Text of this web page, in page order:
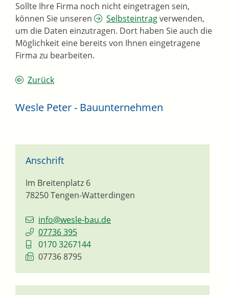
Sollte Ihre Firma noch nicht eingetragen sein,
können Sie unseren
Selbsteintragverwenden,
um die Daten einzutragen. Dort haben Sie auch die
Möglichkeit eine bereits von Ihnen eingetragene
Firma zu bearbeiten.
Zurück
Wesle Peter - Bauunternehmen
Anschrift
Im Breitenplatz 6
78250Tengen-Watterdingen
info@wesle-bau.de
07736 395
0170 3267144
07736 8795